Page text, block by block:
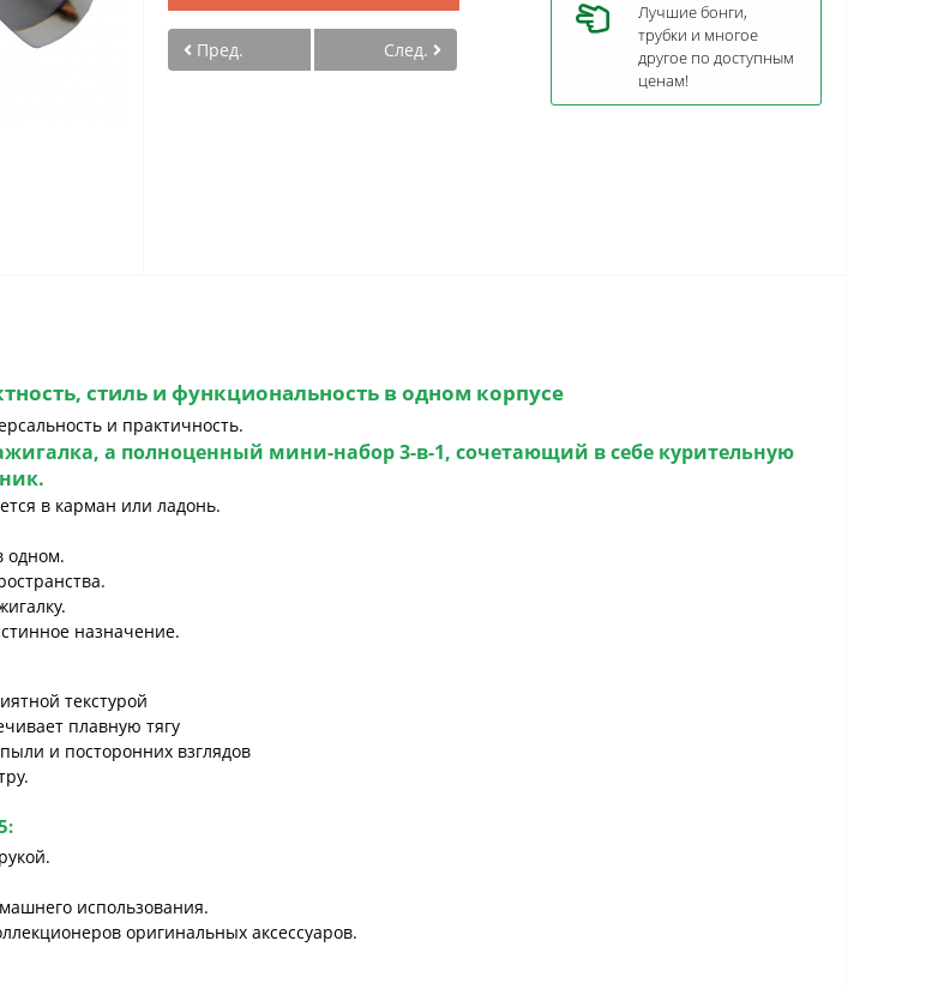
Пред. След.
Лучшие бонги,
трубки и многое
другое по доступным
ценам!
стиль и функциональность в одном корпусе
и практичность.
а полноценный мини-набор 3-в-1, сочетающий в себе курительную
в карман или ладонь.
одном.
назначение.
текстурой
плавную тягу
и посторонних взглядов
:
использования.
оригинальных аксессуаров.